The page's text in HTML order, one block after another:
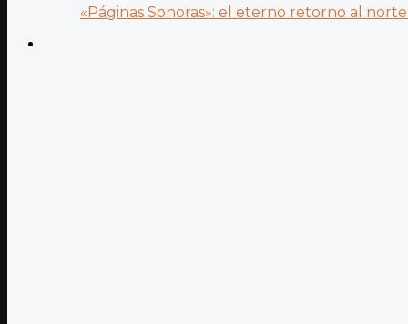
«Páginas Sonoras»: el eterno retorno al norte